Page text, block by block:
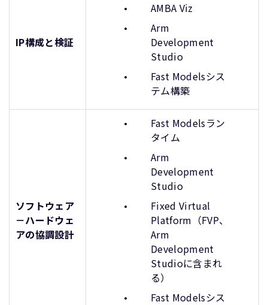
IP構成と検証
AMBA Viz
Arm
Development
Studio
Fast Modelsシス
テム構築
ソフトウェア
－ハードウェ
アの協調設計
Fast Modelsラン
タイム
Arm
Development
Studio
Fixed Virtual
Platform（FVP、
Arm
Development
Studioに含まれ
る）
Fast Modelsシス